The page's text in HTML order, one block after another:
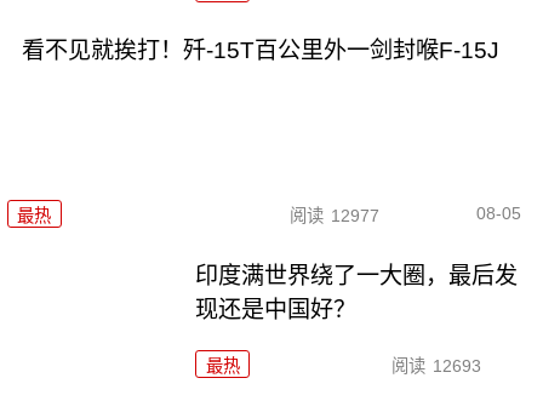
看不见就挨打！歼-15T百公里外一剑封喉F-15J
最热 阅读 12977 08-05
印度满世界绕了一大圈，最后发
现还是中国好？
最热 阅读 12693